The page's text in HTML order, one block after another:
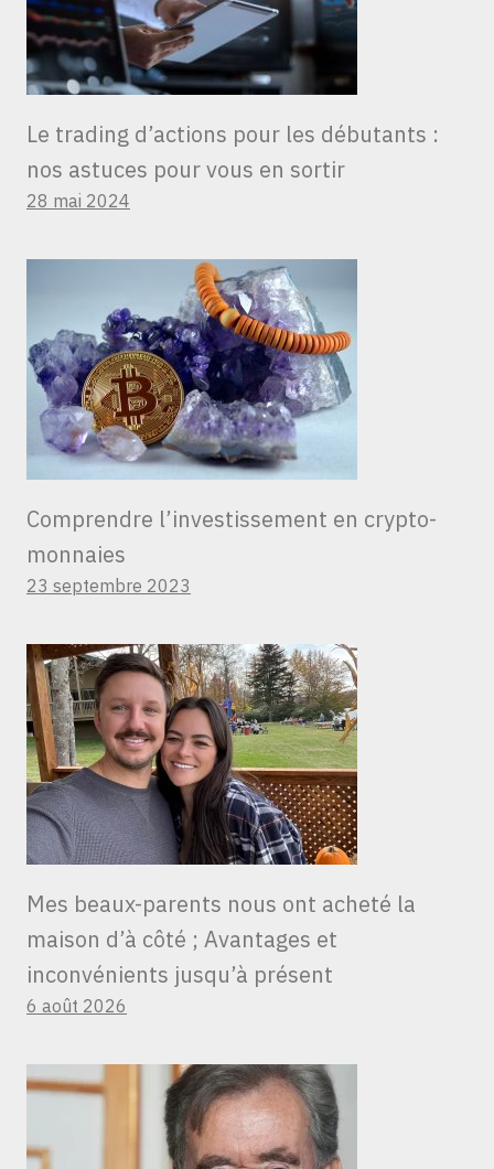
Le trading d’actions pour les débutants :
nos astuces pour vous en sortir
28 mai 2024
Comprendre l’investissement en crypto-
monnaies
23 septembre 2023
Mes beaux-parents nous ont acheté la
maison d’à côté ; Avantages et
inconvénients jusqu’à présent
6 août 2026